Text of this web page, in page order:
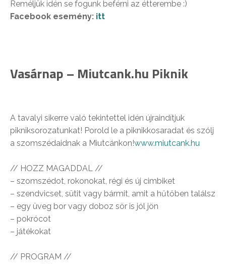
Reméljük idén se fogunk beférni az étterembe :)
Facebook esemény: itt
Vasárnap – Miutcank.hu Piknik
A tavalyi sikerre való tekintettel idén újraindítjuk
pikniksorozatunkat! Porold le a piknikkosaradat és szólj
a szomszédaidnak a Miutcánkon!www.miutcank.hu
// HOZZ MAGADDAL //
– szomszédot, rokonokat, régi és új cimbiket
– szendvicset, sütit vagy bármit, amit a hűtőben találsz
– egy üveg bor vagy doboz sör is jól jön
– pokrócot
– játékokat
// PROGRAM //